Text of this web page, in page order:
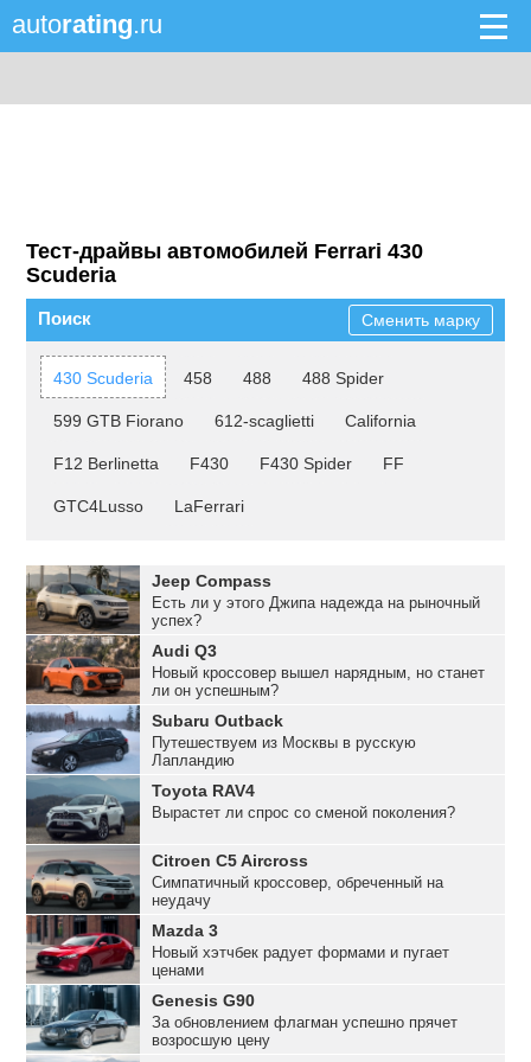
autorating.ru
Тест-драйвы автомобилей Ferrari 430
Scuderia
Поиск Сменить марку
430 Scuderia 458 488 488 Spider
599 GTB Fiorano 612-scaglietti California
F12 Berlinetta F430 F430 Spider FF
GTC4Lusso LaFerrari
Jeep Compass
Есть ли у этого Джипа надежда на рыночный
успех?
Audi Q3
Новый кроссовер вышел нарядным, но станет
ли он успешным?
Subaru Outback
Путешествуем из Москвы в русскую
Лапландию
Toyota RAV4
Вырастет ли спрос со сменой поколения?
Citroen C5 Aircross
Симпатичный кроссовер, обреченный на
неудачу
Mazda 3
Новый хэтчбек радует формами и пугает
ценами
Genesis G90
За обновлением флагман успешно прячет
возросшую цену